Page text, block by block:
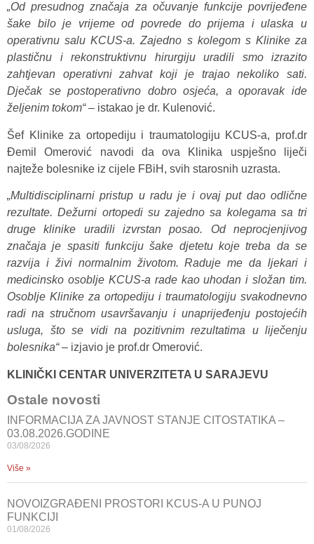
„Od presudnog značaja za očuvanje funkcije povrijeđene
šake bilo je vrijeme od povrede do prijema i ulaska u
operativnu salu KCUS-a. Zajedno s kolegom s Klinike za
plastičnu i rekonstruktivnu hirurgiju uradili smo izrazito
zahtjevan operativni zahvat koji je trajao nekoliko sati.
Dječak se postoperativno dobro osjeća, a oporavak ide
željenim tokom“– istakao je dr. Kulenović.
Šef Klinike za ortopediju i traumatologiju KCUS-a, prof.dr
Đemil Omerović navodi da ova Klinika uspješno liječi
najteže bolesnike iz cijele FBiH, svih starosnih uzrasta.
„Multidisciplinarni pristup u radu je i ovaj put dao odlične
rezultate. Dežurni ortopedi su zajedno sa kolegama sa tri
druge klinike uradili izvrstan posao. Od neprocjenjivog
značaja je spasiti funkciju šake djetetu koje treba da se
razvija i živi normalnim životom. Raduje me da ljekari i
medicinsko osoblje KCUS-a rade kao uhodan i složan tim.
Osoblje Klinike za ortopediju i traumatologiju svakodnevno
radi na stručnom usavršavanju i unaprijeđenju postojećih
usluga, što se vidi na pozitivnim rezultatima u liječenju
bolesnika“ – izjavio je prof.dr Omerović.
KLINIČKI CENTAR UNIVERZITETA U SARAJEVU
Ostale novosti
INFORMACIJA ZA JAVNOST STANJE CITOSTATIKA –
03.08.2026.GODINE
03/08/2026
Više »
NOVOIZGRAĐENI PROSTORI KCUS-A U PUNOJ
FUNKCIJI
01/08/2026